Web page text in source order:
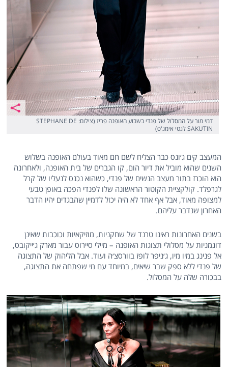
דמי מור על המסלול של פנדי בשבוע האופנה פריז (צילום: STEPHANE DE
SAKUTIN לגטי אימג'ס)
המעצב קים ג׳ונס כבר הצליח לשם חם מאוד בעולם האופנה בשלוש
השנים שהוא מוביל את דיור הום, קו הגברים של בית האופנה, ולאחרונה
הוא הוכרז בתור מעצב הנשים של פנדי, כשהוא נכנס לנעליו של קרל
לגרפלד. קולקציית הקוטור הראשונה שלו לפנדי הפכה באופן טבעי
למצופה מאוד, אבל אף אחד לא היה יכול לדמיין שהבגדים יהיו הדבר
האחרון שנדבר עליהם.
בשנים האחרונות ראינו טרנד של שחקניות, מוזיקאיות וכוכבות שאינן
דוגמניות על מסלולי תצוגות האופנה – מיילי סיירוס עבור מארק ג׳ייקובס,
אל פנינג במיו מיו, ג׳ניפר לופז בוורסצ׳ה ועוד. אבל הליהוק של התצוגה
של פנדי ללא ספק שבר שיאים, במיוחד עם מי שפתחה את התצוגה,
בבכורה שלה על המסלול.